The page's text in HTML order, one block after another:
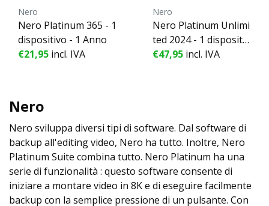
Nero
Nero Platinum 365 - 1
dispositivo - 1 Anno
€21,95 incl. IVA
Nero
Nero Platinum Unlimi
ted 2024 - 1 dispositiv
o - Licenza perpetua
€47,95 incl. IVA
Nero
Nero sviluppa diversi tipi di software. Dal software di
backup all'editing video, Nero ha tutto. Inoltre, Nero
Platinum Suite combina tutto. Nero Platinum ha una
serie di funzionalità : questo software consente di
iniziare a montare video in 8K e di eseguire facilmente
backup con la semplice pressione di un pulsante. Con